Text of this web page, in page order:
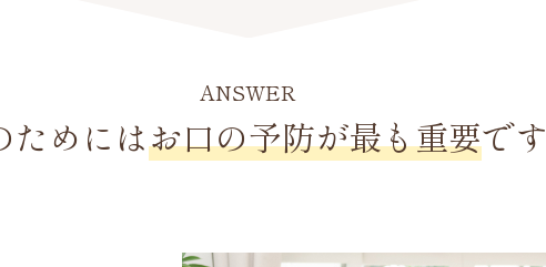
ためにはお口の予防が最も重要です